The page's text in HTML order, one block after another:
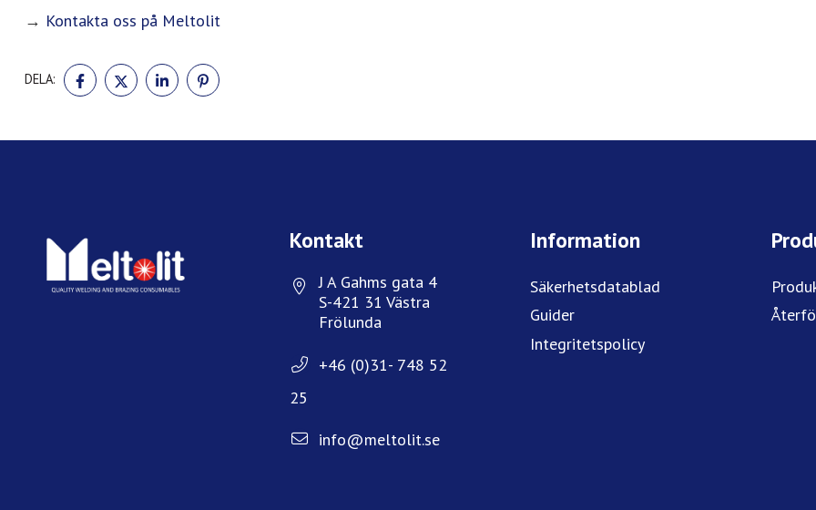
→ Kontakta oss på Meltolit
DELA:
DELA
PÅ
DELA
PÅ
DELA
PÅ
PÅ
Kontakt
J A Gahms gata 4
S-421 31 Västra
Frölunda
+46 (0)31- 748 52
25
info@meltolit.se
Information
Säkerhetsdatablad
Guider
Integritetspolicy